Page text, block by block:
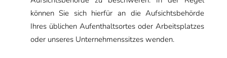
können Sie sich hierfür an die Aufsichtsbehörde
Ihres üblichen Aufenthaltsortes oder Arbeitsplatzes
oder unseres Unternehmenssitzes wenden.